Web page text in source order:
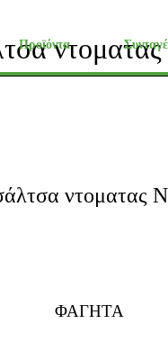
Προϊόνταντοματας
ντοματας
ΦΑΓΗΤΑ